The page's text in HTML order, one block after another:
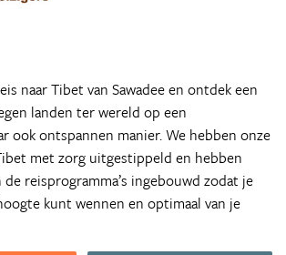
naar Tibet van Sawadee en ontdek een
landen ter wereld op een
ook ontspannen manier. We hebben onze
met zorg uitgestippeld en hebben
reisprogramma’s ingebouwd zodat je
kunt wennen en optimaal van je